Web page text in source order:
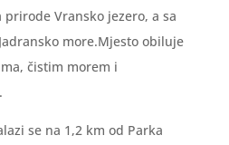
Vransko jezero, a sa
more.Mjesto obiluje
čistim morem i
se na 1,2 km od Parka